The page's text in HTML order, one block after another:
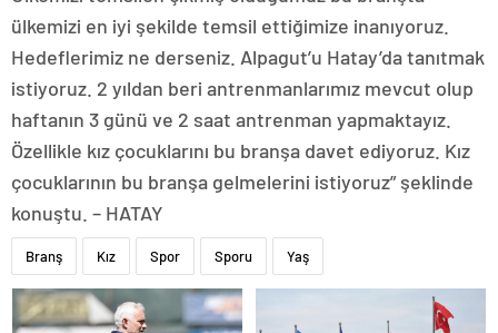
ülkemizi en iyi şekilde temsil ettiğimize inanıyoruz.
Hedeflerimiz ne derseniz. Alpagut’u Hatay’da tanıtmak
istiyoruz. 2 yıldan beri antrenmanlarımız mevcut olup
haftanın 3 günü ve 2 saat antrenman yapmaktayız.
Özellikle kız çocuklarını bu branşa davet ediyoruz. Kız
çocuklarının bu branşa gelmelerini istiyoruz” şeklinde
konuştu. – HATAY
Branş Kız Spor Sporu Yaş